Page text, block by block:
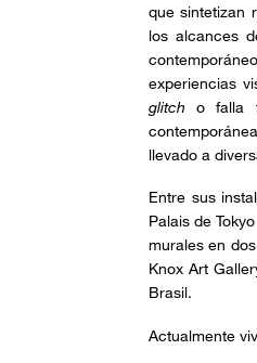
que sintetizan
los alcances
experiencias
glitch o falla
llevado a
Entre sus
Palais de
murales en
Knox Art
Brasil.
Actualmente